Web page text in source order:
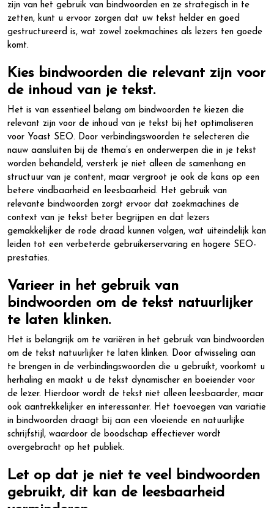
zijn van het gebruik van bindwoorden en ze strategisch in te
zetten, kunt u ervoor zorgen dat uw tekst helder en goed
gestructureerd is, wat zowel zoekmachines als lezers ten goede
komt.
Kies bindwoorden die relevant zijn voor
de inhoud van je tekst.
Het is van essentieel belang om bindwoorden te kiezen die
relevant zijn voor de inhoud van je tekst bij het optimaliseren
voor Yoast SEO. Door verbindingswoorden te selecteren die
nauw aansluiten bij de thema’s en onderwerpen die in je tekst
worden behandeld, versterk je niet alleen de samenhang en
structuur van je content, maar vergroot je ook de kans op een
betere vindbaarheid en leesbaarheid. Het gebruik van
relevante bindwoorden zorgt ervoor dat zoekmachines de
context van je tekst beter begrijpen en dat lezers
gemakkelijker de rode draad kunnen volgen, wat uiteindelijk kan
leiden tot een verbeterde gebruikerservaring en hogere SEO-
prestaties.
Varieer in het gebruik van
bindwoorden om de tekst natuurlijker
te laten klinken.
Het is belangrijk om te variëren in het gebruik van bindwoorden
om de tekst natuurlijker te laten klinken. Door afwisseling aan
te brengen in de verbindingswoorden die u gebruikt, voorkomt u
herhaling en maakt u de tekst dynamischer en boeiender voor
de lezer. Hierdoor wordt de tekst niet alleen leesbaarder, maar
ook aantrekkelijker en interessanter. Het toevoegen van variatie
in bindwoorden draagt bij aan een vloeiende en natuurlijke
schrijfstijl, waardoor de boodschap effectiever wordt
overgebracht op het publiek.
Let op dat je niet te veel bindwoorden
gebruikt, dit kan de leesbaarheid